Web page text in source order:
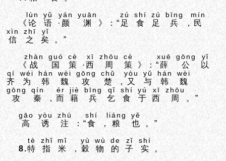
《 论
lùn
语
yǔ
· 颜
yán
渊
yuān
》：“ 足
zú
食
shí
足
zú
兵
bīng
， 民
mín
信
xìn
之
zhī
矣
yǐ
。”
《 战
zhàn
国
guó
策
cè
·西
xī
周
zhōu
策
cè
》：“薛
xuē
公
gōng
以
yǐ
齐
qí
为
wéi
韩
hán
魏
wèi
攻
gōng
楚
chǔ
， 又
yòu
与
yǔ
韩
hán
魏
wèi
攻
gōng
秦
qín
，而
ér
藉
jiè
兵
bīng
乞
qǐ
食
shí
于
yú
西
xī
周
zhōu
。”
高
gāo
诱
yòu
注
zhù
：“食
shí
， 粮
liáng
也
yě
。”
8.特
tè
指
zhǐ
米
mǐ
， 穀
yù
物
wù
的
de
子
zǐ
实
shí
。